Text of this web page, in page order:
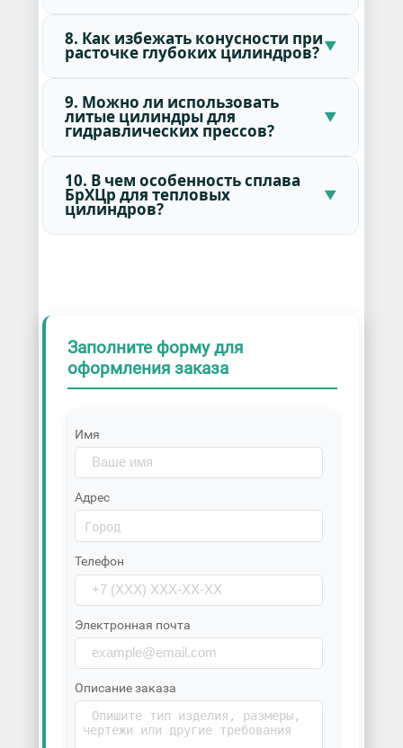
8. Как избежать конусности при
расточке глубоких цилиндров?
9. Можно ли использовать
литые цилиндры для
гидравлических прессов?
10. В чем особенность сплава
БрХЦр для тепловых
цилиндров?
Заполните форму для
оформления заказа
Имя
Адрес
Телефон
Электронная почта
Описание заказа